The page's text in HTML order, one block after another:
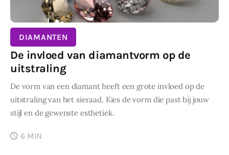
DIAMANTEN
De invloed van diamantvorm op de
uitstraling
De vorm van een diamant heeft een grote invloed op de
uitstraling van het sieraad. Kies de vorm die past bij jouw
stijl en de gewenste esthetiek.
6 MIN